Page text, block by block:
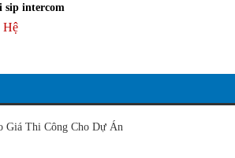
sip intercom
Hệ
Giá Thi Công Cho Dự Án